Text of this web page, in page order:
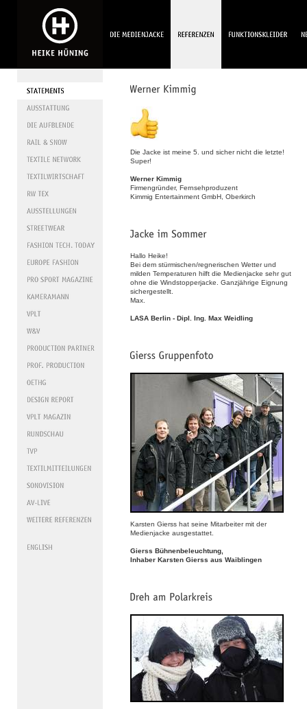
Die Jacke ist meine 5. und sicher nicht die letzte!
Super!
Werner Kimmig
Firmengründer, Fernsehproduzent
Kimmig Entertainment GmbH, Oberkirch
Hallo Heike!
Bei dem stürmischen/regnerischen Wetter und
milden Temperaturen hilft die Medienjacke sehr gut
ohne die Windstopperjacke. Ganzjährige Eignung
sichergestellt.
Max.
LASA Berlin - Dipl. Ing. Max Weidling
Karsten Gierss hat seine Mitarbeiter mit der
Medienjacke ausgestattet.
Gierss Bühnenbeleuchtung,
Inhaber Karsten Gierss aus Waiblingen